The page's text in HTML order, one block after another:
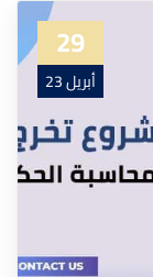
29
أبريل 23